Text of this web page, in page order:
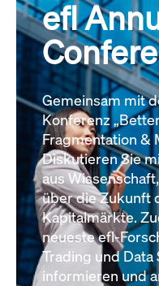
efl
Gemeinsam mit
Konferenz
Fragmentation &
Diskutieren Sie
aus
über die Zukunft
Kapitalmärkte.
neueste efl-
Trading und Data
informieren und